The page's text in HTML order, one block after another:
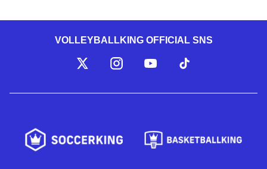
VOLLEYBALLKING OFFICIAL SNS